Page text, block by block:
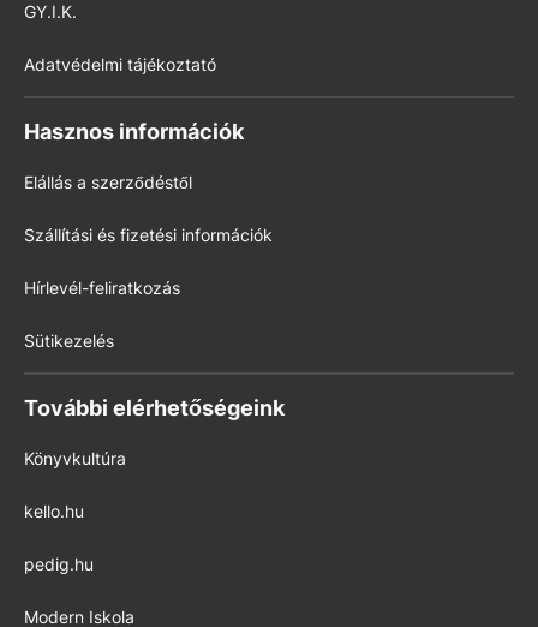
GY.I.K.
Adatvédelmi tájékoztató
Hasznos információk
Elállás a szerződéstől
Szállítási és fizetési információk
Hírlevél-feliratkozás
Sütikezelés
További elérhetőségeink
Könyvkultúra
kello.hu
pedig.hu
Modern Iskola